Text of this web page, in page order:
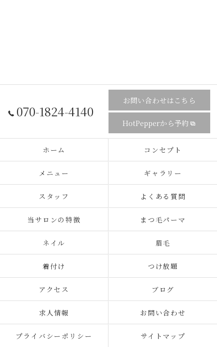
070-1824-4140
お問い合わせはこちら
HotPepperから予約
ホーム コンセプト
メニュー ギャラリー
スタッフ よくある質問
当サロンの特徴 まつ毛パーマ
ネイル 眉毛
着付け つけ放題
アクセス ブログ
求人情報 お問い合わせ
プライバシーポリシー サイトマップ